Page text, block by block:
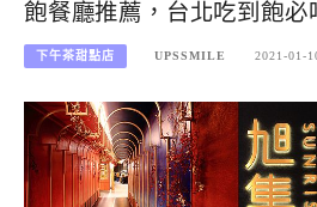
飽餐廳推薦，台北吃到飽必
下午茶甜點店 UPSSMILE 2021-01-